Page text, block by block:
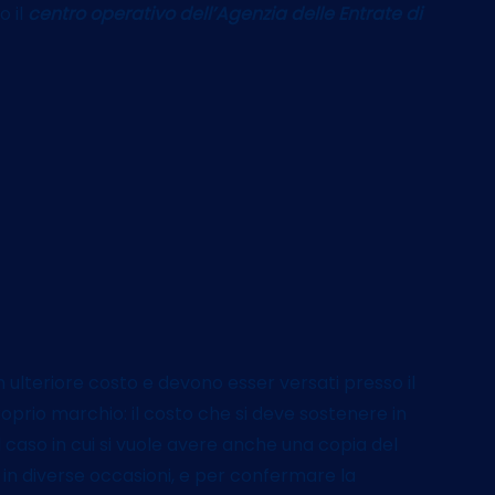
centro operativo dell’Agenzia delle Entrate di
costo e devono esser versati presso il
marchio: il costo che si deve sostenere in
in cui si vuole avere anche una copia del
diverse occasioni, e per confermare la